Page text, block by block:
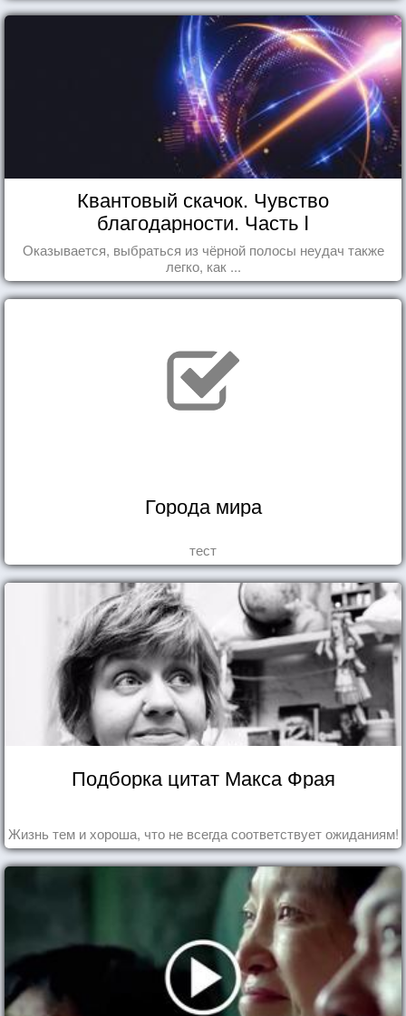
Квантовый скачок. Чувство
благодарности. Часть I
Оказывается, выбраться из чёрной полосы неудач также
легко, как ...
Города мира
тест
Подборка цитат Макса Фрая
Жизнь тем и хороша, что не всегда соответствует ожиданиям!